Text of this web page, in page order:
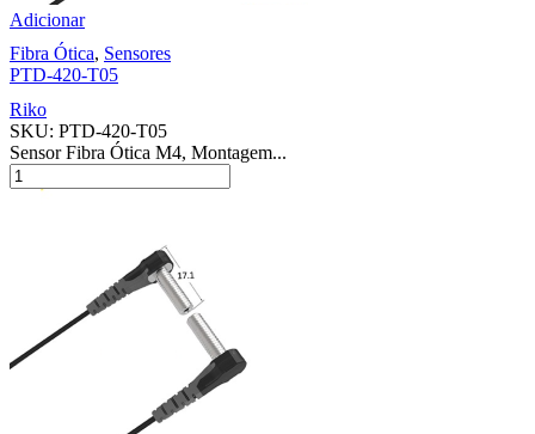
Adicionar
Fibra Ótica, Sensores
PTD-420-T05
Riko
SKU: PTD-420-T05
Sensor Fibra Ótica M4, Montagem...